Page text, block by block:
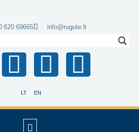
LT EN
620 69665 info@rugute.lt